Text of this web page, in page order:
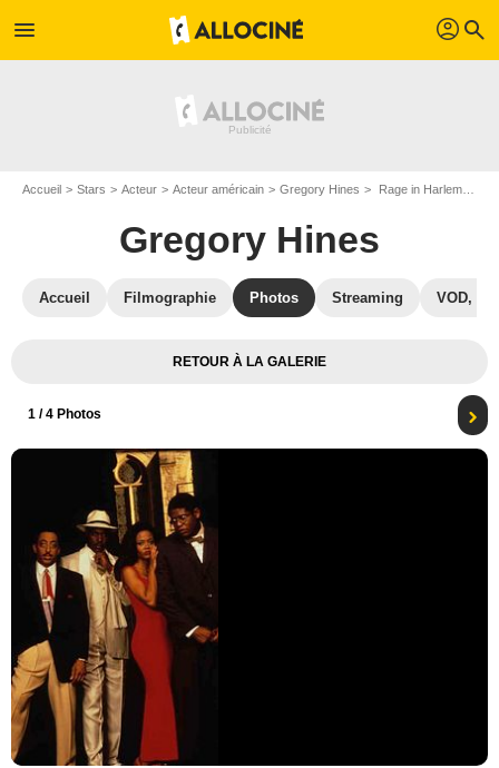
menu profil search
Accueil Stars Acteur Acteur américain Gregory Hines Rage in Harlem : la reine des pommes : Photo Bill Duke, Robin Givens, Gregory Hines, Forest Whitaker
Gregory Hines
Accueil Filmographie Photos Streaming VOD,
RETOUR À LA GALERIE
1 / 4 Photos